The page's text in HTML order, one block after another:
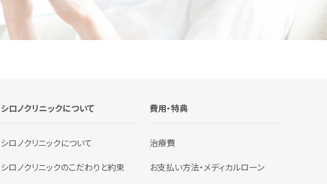
シロノクリニックについて
シロノクリニックについて
シロノクリニックのこだわりと約束
費用・特典
治療費
お支払い方法・メディカルローン